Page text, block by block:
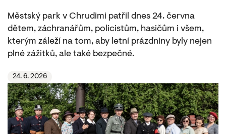
Městský park v Chrudimi patřil dnes 24. června
dětem, záchranářům, policistům, hasičům i všem,
kterým záleží na tom, aby letní prázdniny byly nejen
plné zážitků, ale také bezpečné.
24. 6. 2026